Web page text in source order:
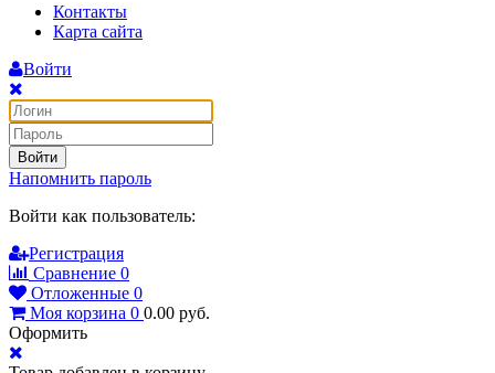
Контакты
Карта сайта
Войти
Войти
Напомнить пароль
Войти как пользователь:
Регистрация
Сравнение 0
Отложенные 0
Моя корзина 0 0.00 руб.
Оформить